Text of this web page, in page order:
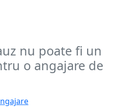
nu poate fi un
o angajare de